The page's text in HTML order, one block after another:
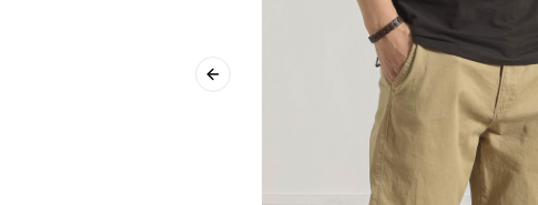
Previous slide